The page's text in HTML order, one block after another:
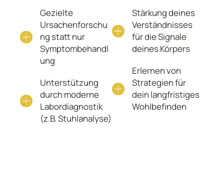
Gezielte
Ursachenforschu
ng statt nur
Symptombehandl
ung
Unterstützung
durch moderne
Labordiagnostik
(z.B. Stuhlanalyse)
Stärkung deines
Verständnisses
für die Signale
deines Körpers
Erlernen von
Strategien für
dein langfristiges
Wohlbefinden